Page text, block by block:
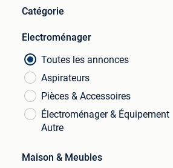
Catégorie
Electroménager
Toutes les annonces
Aspirateurs
Pièces & Accessoires
Électroménager & Équipement
Autre
Maison & Meubles